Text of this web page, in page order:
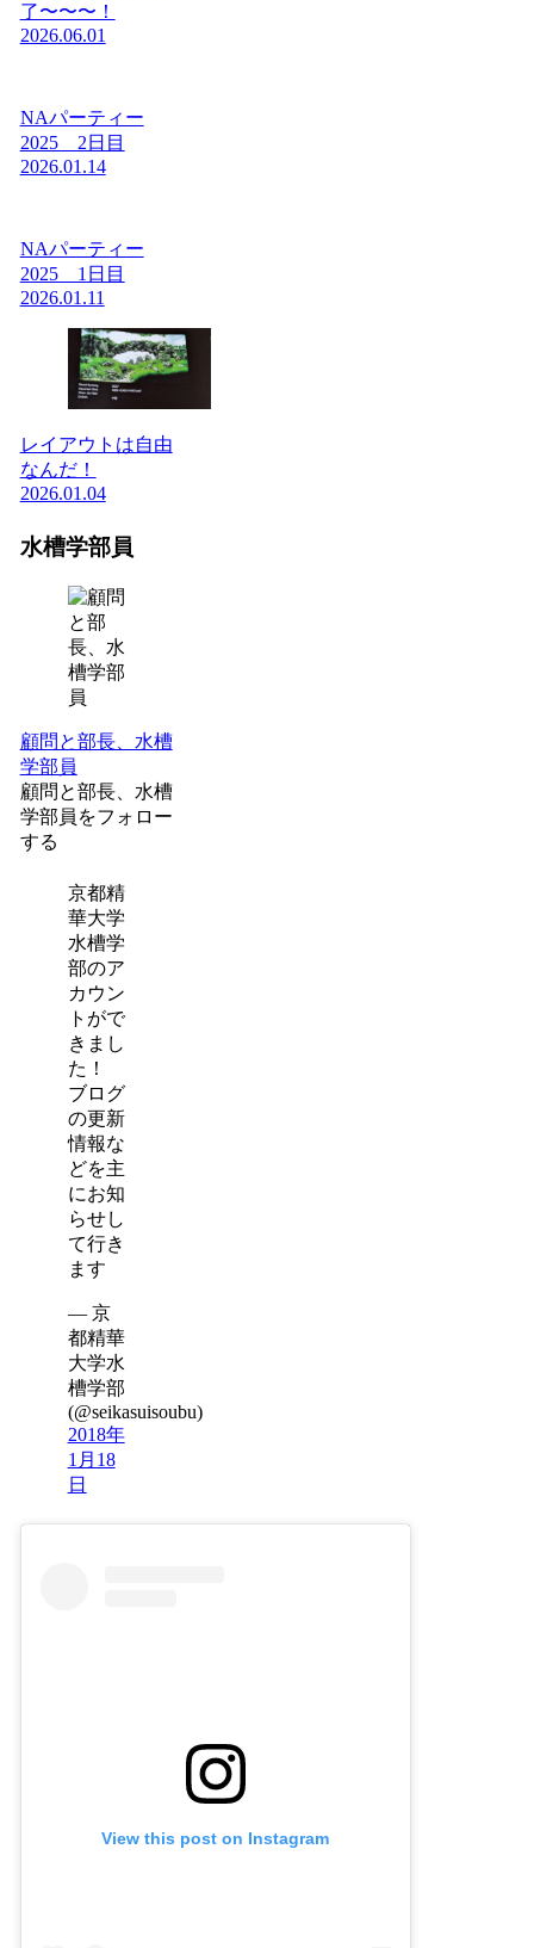
了〜〜〜！
2026.06.01
NAパーティー
2025 2日目
2026.01.14
NAパーティー
2025 1日目
2026.01.11
レイアウトは自由
なんだ！
2026.01.04
水槽学部員
顧問と部長、水槽
学部員
顧問と部長、水槽
学部員をフォロー
する
京都精
華大学
水槽学
部のア
カウン
トがで
きまし
た！
ブログ
の更新
情報な
どを主
にお知
らせし
て行き
ます
— 京
都精華
大学水
槽学部
(@seikasuisoubu)
2018年
1月18
日
View this post on Instagram